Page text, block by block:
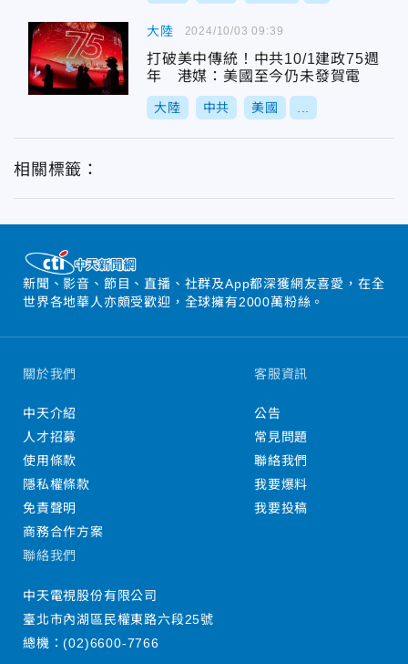
大陸
打破美中傳統！中共10/1建政75週
年 港媒：美國至今仍未發賀電
大陸 中共 美國
2024/10/03 09:39
相關標籤：
新聞、影音、節目、直播、社群及App都深獲網友喜愛，在全
世界各地華人亦頗受歡迎，全球擁有2000萬粉絲。
關於我們
中天介紹
人才招募
使用條款
隱私權條款
免責聲明
商務合作方案
客服資訊
公告
常見問題
聯絡我們
我要爆料
我要投稿
聯絡我們
中天電視股份有限公司
臺北市內湖區民權東路六段25號
總機：(02)6600-7766